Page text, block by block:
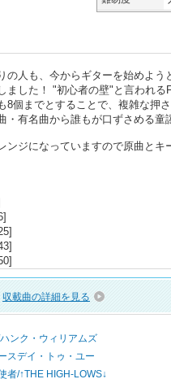
の人も、今からギターを始めよ
ました！ "初心者の壁"と言われ
8個までとすることで、複雑な押
・有名曲から誰もが口ずさめる童
ジになっていますので原曲とキ
収載曲の詳細を見る
ハンク・ウィリアムズ
スデイ・トゥ・ユー
者/↑THE HIGH-LOWS↓